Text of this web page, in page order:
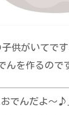
供がいてで
んを作るので
おでんだよ～♪